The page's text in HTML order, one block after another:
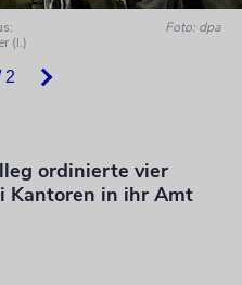
2
(l.)
Foto: dpa
ordinierte vier
Kantoren in ihr Amt